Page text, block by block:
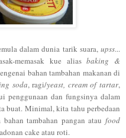
dalam dunia tarik suara, upss...
memasak kue aliasbaking &
bahan tambahan makanan di
soda, ragi/yeast, cream of tartar,
penggunaan dan fungsinya dalam
buat. Minimal, kita tahu perbedaan
tambahan pangan atau food
cake atau roti.